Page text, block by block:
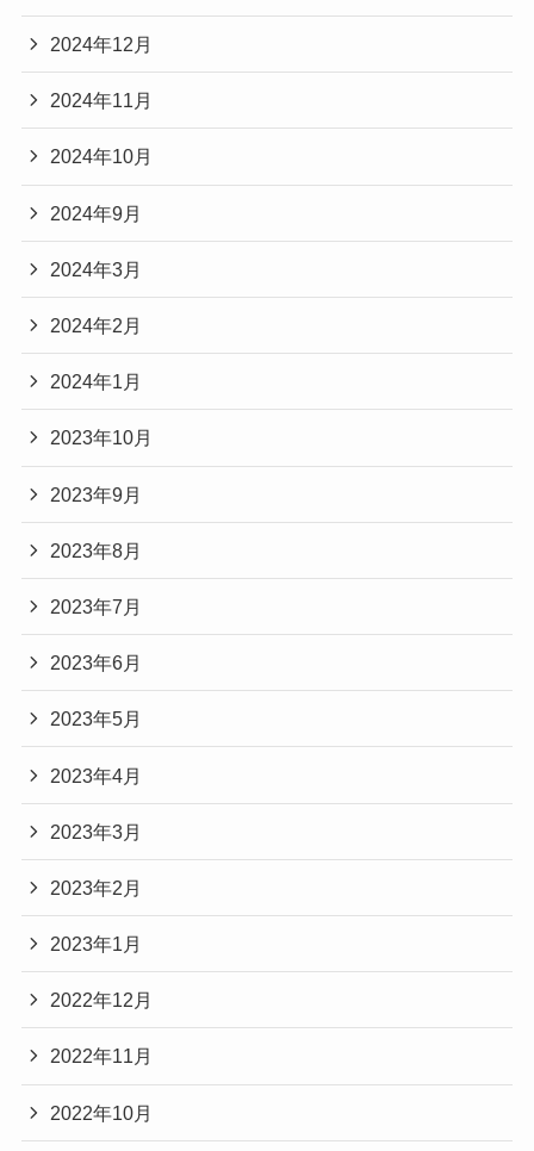
2024年12月
2024年11月
2024年10月
2024年9月
2024年3月
2024年2月
2024年1月
2023年10月
2023年9月
2023年8月
2023年7月
2023年6月
2023年5月
2023年4月
2023年3月
2023年2月
2023年1月
2022年12月
2022年11月
2022年10月